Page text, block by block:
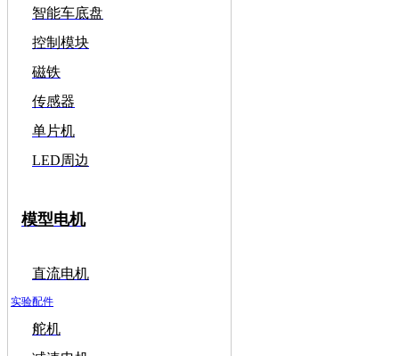
智能车底盘
控制模块
磁铁
传感器
单片机
LED周边
模型电机
直流电机
实验配件
舵机